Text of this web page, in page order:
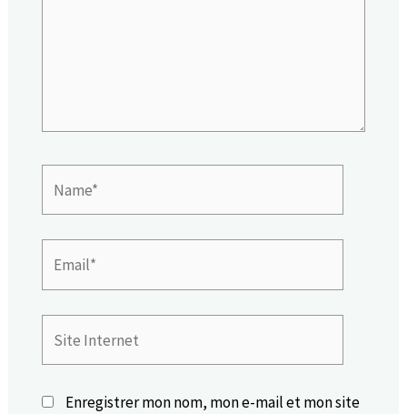
Internet
Enregistrer mon nom, mon e-mail et mon site